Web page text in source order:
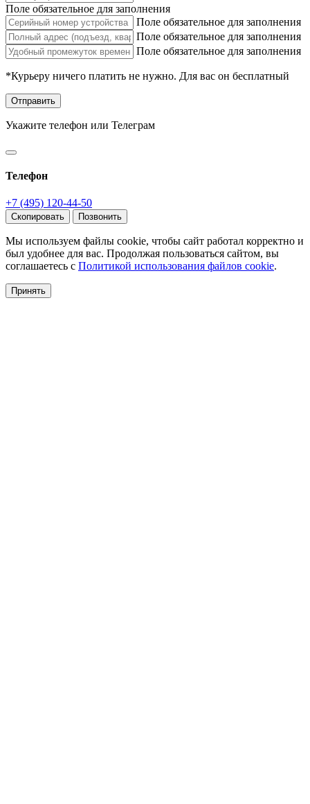
Поле обязательное для заполнения
Поле обязательное для заполнения
Поле обязательное для заполнения
Поле обязательное для заполнения
*Курьеру ничего платить не нужно. Для вас он бесплатный
Отправить
Укажите телефон или Телеграм
Телефон
+7 (495) 120-44-50
Скопировать Позвонить
Мы используем файлы cookie, чтобы сайт работал корректно и
был удобнее для вас. Продолжая пользоваться сайтом, вы
соглашаетесь с Политикой использования файлов cookie.
Принять